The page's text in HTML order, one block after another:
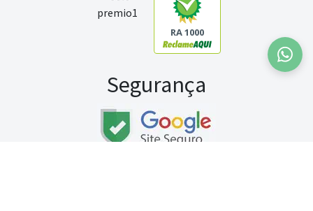
RA 1000
Segurança